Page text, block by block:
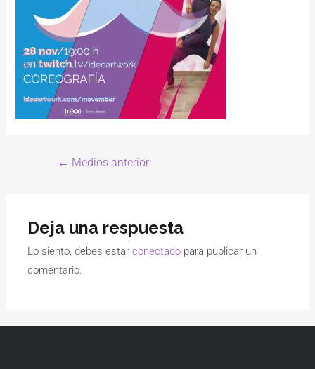
← Medios anterior
Deja una respuesta
Lo siento, debes estarconectado para publicar un
comentario.